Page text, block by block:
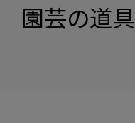
園芸の道具